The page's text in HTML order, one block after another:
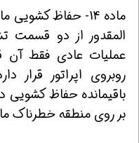
ماده 14- حفاظ
المقدور از دو قسمت
عملیات عادی فقط
روبروی اپراتور
باقیمانده حفاظ کشویی
بر روی منطقه خطرناک